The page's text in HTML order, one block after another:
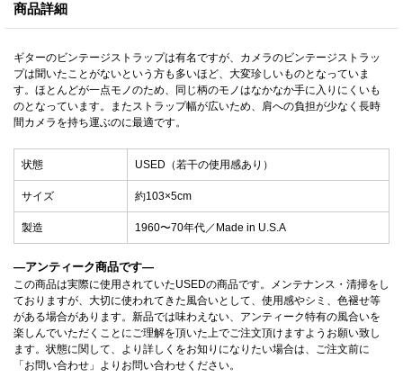
商品詳細
ギターのビンテージストラップは有名ですが、カメラのビンテージストラッ
プは聞いたことがないという方も多いほど、大変珍しいものとなっていま
す。ほとんどが一点モノのため、同じ柄のモノはなかなか手に入りにくいも
のとなっています。またストラップ幅が広いため、肩への負担が少なく長時
間カメラを持ち運ぶのに最適です。
状態 USED（若干の使用感あり）
サイズ 約103×5cm
製造 1960〜70年代／Made in U.S.A
—アンティーク商品です—
この商品は実際に使用されていたUSEDの商品です。メンテナンス・清掃をし
ておりますが、大切に使われてきた風合いとして、使用感やシミ、色褪せ等
がある場合があります。新品では味わえない、アンティーク特有の風合いを
楽しんでいただくことにご理解を頂いた上でご注文頂けますようお願い致し
ます。状態に関して、より詳しくをお知りになりたい場合は、ご注文前に
「お問い合わせ」よりお問い合わせください。